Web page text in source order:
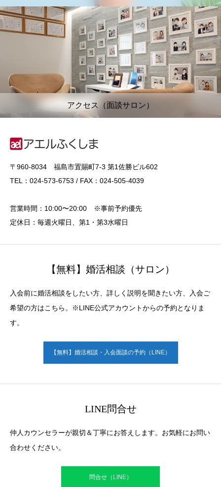
アクセス（面談サロン）
〒960-8034 福島市置賜町7-3 第1佐勝ビル602
TEL：024-573-6753 / FAX：024-505-4039
営業時間：10:00〜20:00 ※事前予約優先
定休日：毎週火曜日、第1・第3水曜日
【無料】婚活相談（サロン）
入会前に婚活相談をしたい方、詳しく説明を聞きたい方、入会ご
希望の方はこちら。※LINE公式アカウントからの予約となりま
す。
【無料】婚活相談・入会面談の予約（LINE）
LINE問合せ
仲人カウンセラーが親切＆丁寧にお答えします。お気軽にお問い
合わせください。
問合せ（LINE）